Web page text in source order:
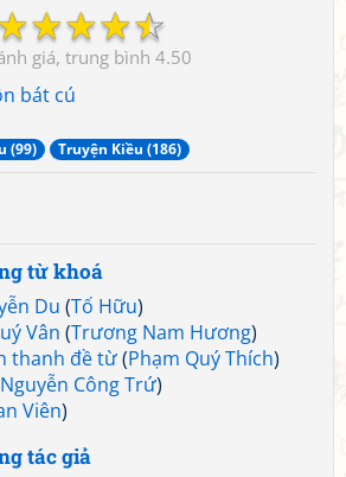
☆
☆
☆
☆
4.50
bát cú
(99) Truyện Kiều (186)
từ khoá
Du (Tố Hữu)
Vân (Trương Nam Hương)
thanh đề từ(Phạm Quý Thích)
Nguyễn Công Trứ)
Viên)
tác giả